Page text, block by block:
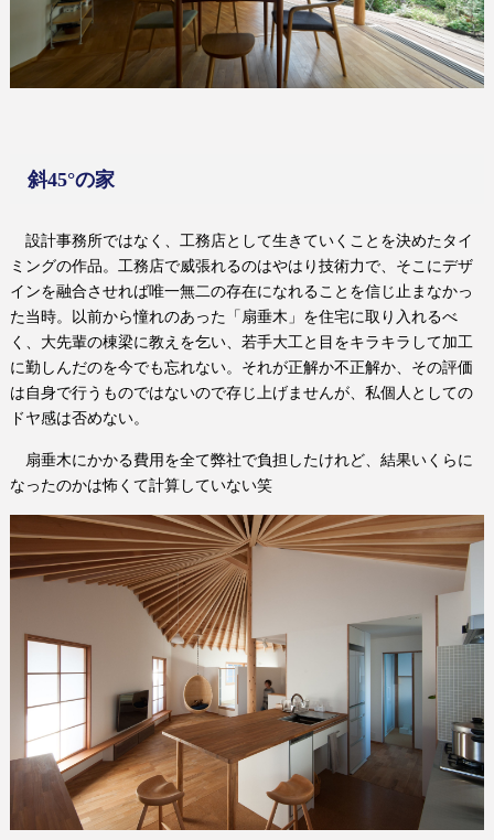
斜45°の家
設計事務所ではなく、工務店として生きていくことを決めたタイ
ミングの作品。工務店で威張れるのはやはり技術力で、そこにデザ
インを融合させれば唯一無二の存在になれることを信じ止まなかっ
た当時。以前から憧れのあった「扇垂木」を住宅に取り入れるべ
く、大先輩の棟梁に教えを乞い、若手大工と目をキラキラして加工
に勤しんだのを今でも忘れない。それが正解か不正解か、その評価
は自身で行うものではないので存じ上げませんが、私個人としての
ドヤ感は否めない。
扇垂木にかかる費用を全て弊社で負担したけれど、結果いくらに
なったのかは怖くて計算していない笑